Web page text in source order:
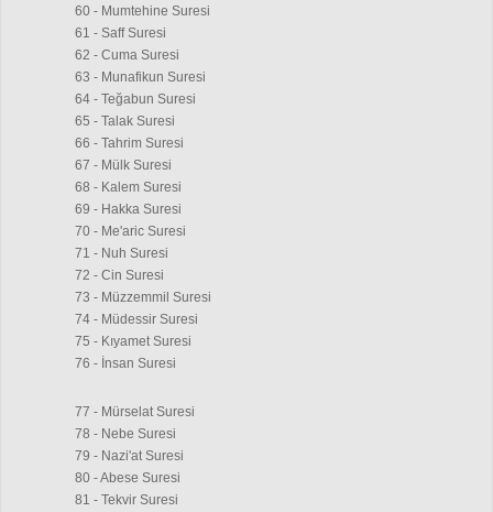
60 - Mumtehine Suresi
61 - Saff Suresi
62 - Cuma Suresi
63 - Munafikun Suresi
64 - Teğabun Suresi
65 - Talak Suresi
66 - Tahrim Suresi
67 - Mülk Suresi
68 - Kalem Suresi
69 - Hakka Suresi
70 - Me'aric Suresi
71 - Nuh Suresi
72 - Cin Suresi
73 - Müzzemmil Suresi
74 - Müdessir Suresi
75 - Kıyamet Suresi
76 - İnsan Suresi
77 - Mürselat Suresi
78 - Nebe Suresi
79 - Nazi'at Suresi
80 - Abese Suresi
81 - Tekvir Suresi